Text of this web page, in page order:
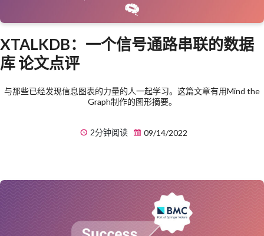
XTALKDB：一个信号通路串联的数据
库 论文点评
与那些已经发现信息图表的力量的人一起学习。这篇文章有用Mind the
Graph制作的图形摘要。
2分钟阅读 09/14/2022